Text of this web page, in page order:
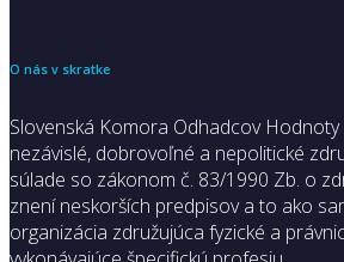
O nás v skratke
Slovenská Komora Odhadcov
nezávislé, dobrovoľné a nepolitické
súlade so zákonom č. 83/1990 Zb. o
znení neskorších predpisov a to ako
organizácia združujúca fyzické a